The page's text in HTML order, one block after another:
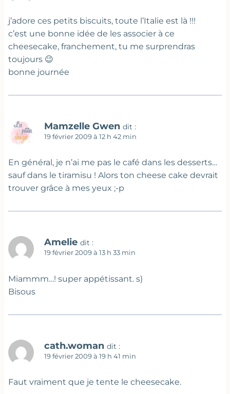
j’adore ces petits biscuits, toute l’Italie est là !!!
c’est une bonne idée de les associer à ce
cheesecake, franchement, tu me surprendras
toujours 😉
bonne journée
Mamzelle Gwen dit :
19 février 2009 à 12 h 42 min
En général, je n’ai me pas le café dans les desserts…
sauf dans le tiramisu ! Alors ton cheese cake devrait
trouver grâce à mes yeux ;-p
Amelie dit :
19 février 2009 à 13 h 33 min
Miammm…! super appétissant. s)
Bisous
cath.woman dit :
19 février 2009 à 19 h 41 min
Faut vraiment que je tente le cheesecake.